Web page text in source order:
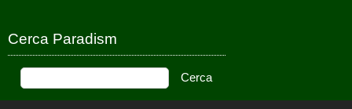
Cerca Paradism